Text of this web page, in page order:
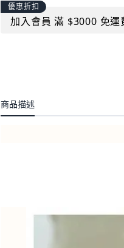
優惠折扣
加入會員 滿 $3000 免運
商品描述